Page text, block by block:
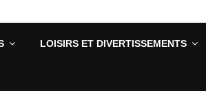
LOISIRS ET DIVERTISSEMENTS